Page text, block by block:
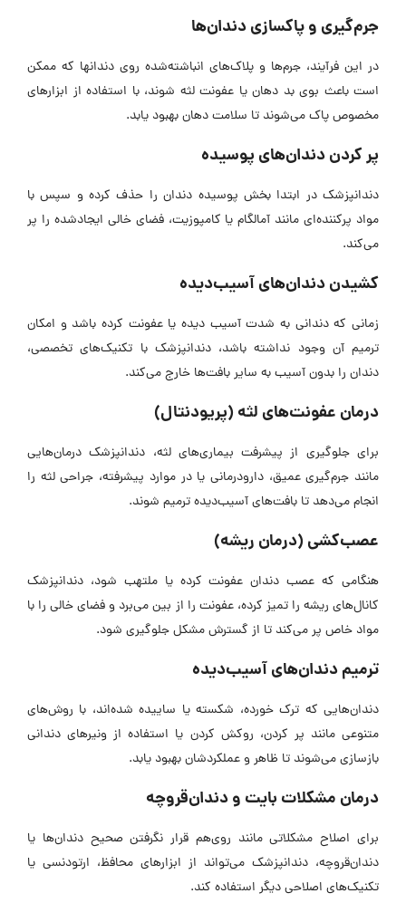
جرم‌گیری و پاکسازی دندان‌ها
در این فرآیند، جرم‌ها و پلاک‌های انباشته‌شده روی دندانها که ممکن
است باعث بوی بد دهان یا عفونت لثه شوند، با استفاده از ابزار‌های
مخصوص پاک می‌شوند تا سلامت دهان بهبود یابد.
پر کردن دندان‌های پوسیده
دندانپزشک در ابتدا بخش پوسیده دندان را حذف کرده و سپس با
مواد پرکننده‌ای مانند آمالگام یا کامپوزیت، فضای خالی ایجادشده را پر
می‌کند.
کشیدن دندان‌های آسیب‌دیده
زمانی که دندانی به شدت آسیب دیده یا عفونت کرده باشد و امکان
ترمیم آن وجود نداشته باشد، دندانپزشک با تکنیک‌های تخصصی،
دندان را بدون آسیب به سایر بافت‌ها خارج می‌کند.
درمان عفونت‌های لثه (پریودنتال)
برای جلوگیری از پیشرفت بیماری‌های لثه، دندانپزشک درمان‌هایی
مانند جرم‌گیری عمیق، دارودرمانی یا در موارد پیشرفته، جراحی لثه را
انجام می‌دهد تا بافت‌های آسیب‌دیده ترمیم شوند.
عصب‌کشی (درمان ریشه)
هنگامی که عصب دندان عفونت کرده یا ملتهب شود، دندانپزشک
کانال‌های ریشه را تمیز کرده، عفونت را از بین می‌برد و فضای خالی را با
مواد خاص پر می‌کند تا از گسترش مشکل جلوگیری شود.
ترمیم دندان‌های آسیب‌دیده
دندان‌هایی که ترک خورده، شکسته یا ساییده شده‌اند، با روش‌های
متنوعی مانند پر کردن، روکش کردن یا استفاده از ونیر‌های دندانی
بازسازی می‌شوند تا ظاهر و عملکردشان بهبود یابد.
درمان مشکلات بایت و دندان‌قروچه
برای اصلاح مشکلاتی مانند روی‌هم قرار نگرفتن صحیح دندان‌ها یا
دندان‌قروچه، دندانپزشک می‌تواند از ابزار‌های محافظ، ارتودنسی یا
تکنیک‌های اصلاحی دیگر استفاده کند.